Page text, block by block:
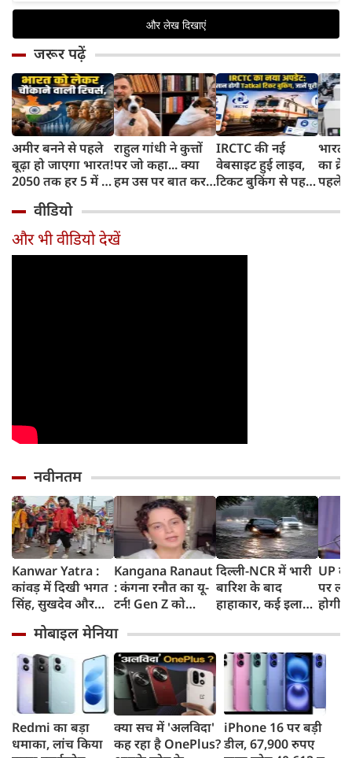
जरूर पढ़ें
अमीर बनने से पहले
बूढ़ा हो जाएगा भारत!
2050 तक हर 5 में 1
साल से ज्यादा उम्र का
राहुल गांधी ने कुत्तों
पर जो कहा... क्या
हम उस पर बात कर
IRCTC की नई
वेबसाइट हुई लाइव,
टिकट बुकिंग से पहले
काम, जानें पूरा
भारत
का
पहले
और
वीडियो
और भी वीडियो देखें
नवीनतम
Kanwar Yatra :
कांवड़ में दिखी भगत
सिंह, सुखदेव और
अमरगाथा,
शिवभक्तों ने अनोखे
अंदाज में दी
श्रद्धांजलि
Kangana Ranaut
: कंगना रनौत का यू-
टर्न! Gen Z को
'सबसे बड़ी ताकत',
कुछ दिन पहले
प्रदर्शनकारियों को
कहा था 'जेनरेशन
गटर'
दिल्ली-NCR में भारी
बारिश के बाद
हाहाकार, कई इलाकों
जाम में फंसे लोग,
सड़कों पर भरा कमर
तक पानी
UP के
पर
होगी
मीटर
पर
मोबाइल मेनिया
Redmi का बड़ा
धमाका, लांच किया
क्या सच में 'अलविदा'
कह रहा है OnePlus?
iPhone 16 पर बड़ी
डील, 67,900 रुपए